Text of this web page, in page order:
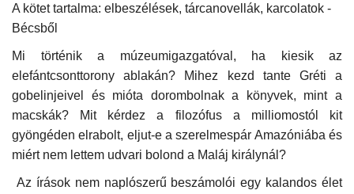
Sajtó
Rendezvény
Humor
Napló postája
Galéria
A kötet tartalma: e lbeszélések, tárcanovellák, karcolatok -
Bécsből
Mi történik a múzeumigazgatóval, ha kiesik az
elefántcsonttorony ablakán? Mihez kezd tante Gréti a
gobelinjeivel és mióta dorombolnak a könyvek, mint a
macskák? Mit kérdez a filozófus a milliomostól kit
gyöngéden elrabolt, eljut-e a szerelmespár Amazóniába és
miért nem lettem udvari bolond a Maláj királynál?
Az írások nem naplószerű beszámolói egy kalandos élet